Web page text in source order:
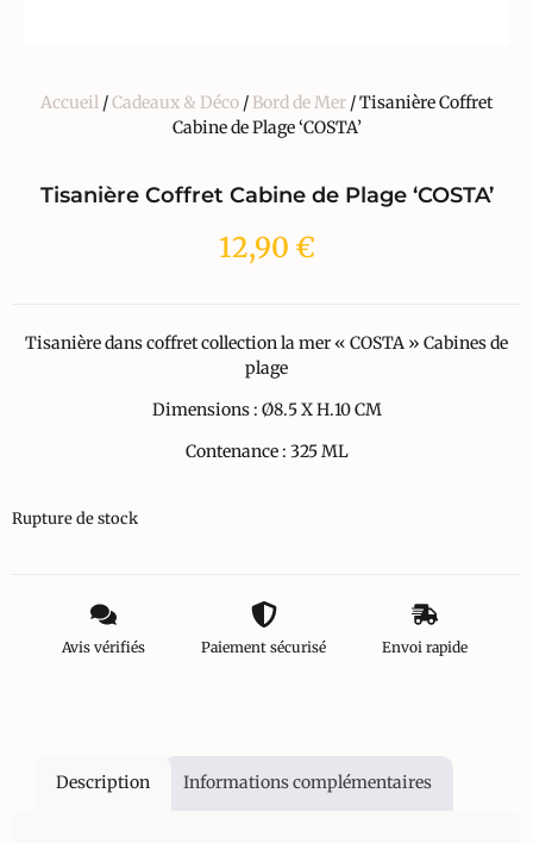
Accueil /Cadeaux & Déco / Bord de Mer / Tisanière Coffret
Cabine de Plage ‘COSTA’
Tisanière Coffret Cabine de Plage ‘COSTA’
12,90 €
Tisanière dans coffret collection la mer « COSTA » Cabines de
plage
Dimensions : Ø8.5 X H.10 CM
Contenance : 325 ML
Rupture de stock
Avis vérifiés Paiement sécurisé Envoi rapide
Description Informations complémentaires